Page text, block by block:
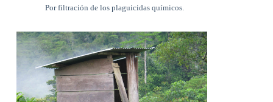
Por filtración de los plaguicidas químicos.